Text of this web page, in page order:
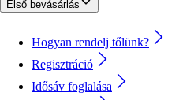
Első bevásárlás
Hogyan rendelj tőlünk?
Regisztráció
Idősáv foglalása